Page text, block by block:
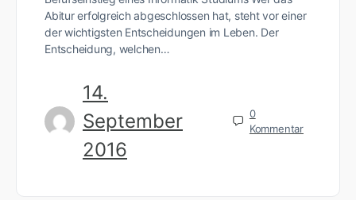
Abitur erfolgreich abgeschlossen hat, steht vor einer
der wichtigsten Entscheidungen im Leben. Der
Entscheidung, welchen…
14.
September
2016
0
Kommentar